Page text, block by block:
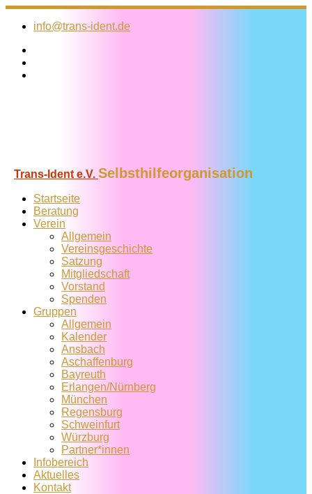
Zum
Inhalt
info@trans-ident.de
Trans-Ident e.V. Selbsthilfeorganisation
Startseite
Beratung
Verein
Allgemein
Vereins­geschichte
Satzung
Mitglied­schaft
Vorstand
Spenden
Gruppen
Allgemein
Kalender
Ansbach
Aschaffenburg
Bayreuth
Erlangen/Nürnberg
München
Regensburg
Schweinfurt
Würzburg
Partner*innen
Infobereich
Aktuelles
Kontakt